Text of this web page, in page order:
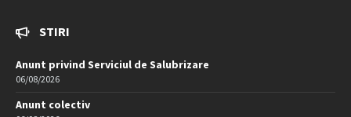
STIRI
Anunt privind Serviciul de Salubrizare
06/08/2026
Anunt colectiv